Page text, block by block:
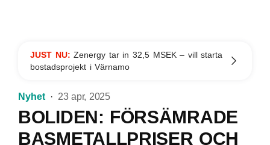
JUST NU:Zenergy tar in 32,5 MSEK – vill starta
bostadsprojekt i Värnamo
Nyhet 23 apr, 2025
BOLIDEN: FÖRSÄMRADE
BASMETALLPRISER OCH